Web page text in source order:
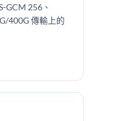
GCM 256、
400G 傳輸上的